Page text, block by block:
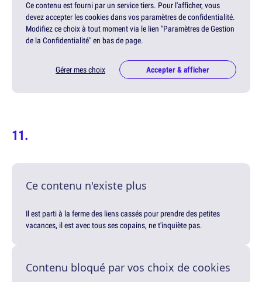
Ce contenu est fourni par un service tiers. Pour l'afficher, vous
devez accepter les cookies dans vos paramètres de confidentialité.
Modifiez ce choix à tout moment via le lien "Paramètres de Gestion
de la Confidentialité" en bas de page.
Gérer mes choix Accepter & afficher
Ce contenu n'existe plus
Il est parti à la ferme des liens cassés pour prendre des petites
vacances, il est avec tous ses copains, ne t'inquiète pas.
Contenu bloqué par vos choix de cookies